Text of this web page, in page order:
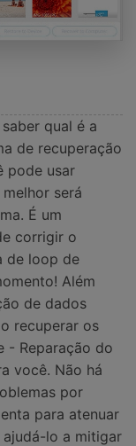
qual é a
de recuperação
pode usar
será
É um
corrigir o
de loop de
Além
de dados
recuperar os
- Reparação do
você. Não há
por
para atenuar
lo a mitigar